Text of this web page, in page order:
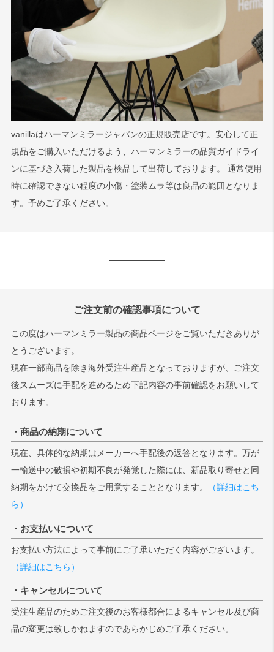
vanillaはハーマンミラージャパンの正規販売店です。安心して正
規品をご購入いただけるよう、ハーマンミラーの品質ガイドライ
ンに基づき入荷した製品を検品して出荷しております。 通常使用
時に確認できない程度の小傷・塗装ムラ等は良品の範囲となりま
す。予めご了承ください。
ご注文前の確認事項について
この度はハーマンミラー製品の商品ページをご覧いただきありが
とうございます。
現在一部商品を除き海外受注生産品となっておりますが、ご注文
後スムーズに手配を進めるため下記内容の事前確認をお願いして
おります。
・商品の納期について
現在、具体的な納期はメーカーへ手配後の返答となります。万が
一輸送中の破損や初期不良が発覚した際には、新品取り寄せと同
納期をかけて交換品をご用意することとなります。
（詳細はこち
ら）
・お支払いについて
お支払い方法によって事前にご了承いただく内容がございます。
（詳細はこちら）
・キャンセルについて
受注生産品のためご注文後のお客様都合によるキャンセル及び商
品の変更は致しかねますのであらかじめご了承ください。